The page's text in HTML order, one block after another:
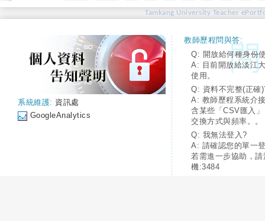
Tamkang University Teacher
系統維護: 資訊處
GoogleAnalytics
教師歷程問與答:
Q: 開放給何種身份
A: 目前開放給淡江
使用。
Q: 資料不完整(正確
A: 教師歷程系統介
含某些「CSV匯入
交換方式與頻率。。
Q: 我無法登入?
A: 請確認您的單一
若需進一步協助，
機:3484